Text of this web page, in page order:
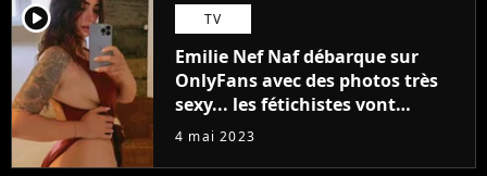
player2 TV
Emilie Nef Naf débarque sur
OnlyFans avec des photos très
sexy... les fétichistes vont
prendre leur pied !
4 mai 2023